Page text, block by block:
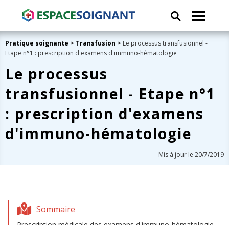
Pratique soignante > Transfusion > Le processus transfusionnel -
Etape n°1 : prescription d'examens d'immuno-hématologie
Le processus
transfusionnel - Etape n°1
: prescription d'examens
d'immuno-hématologie
Mis à jour le 20/7/2019
Sommaire